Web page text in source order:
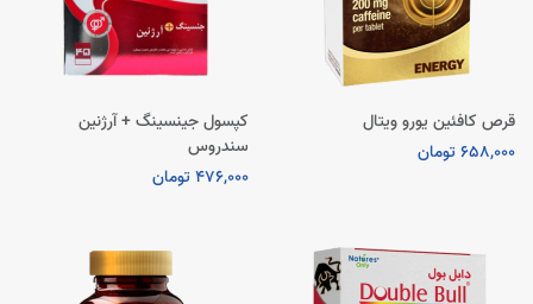
قرص کافئین یورو ویتال
658,000 تومان
کپسول جینسینگ + آرژنین
سندروس
476,000 تومان